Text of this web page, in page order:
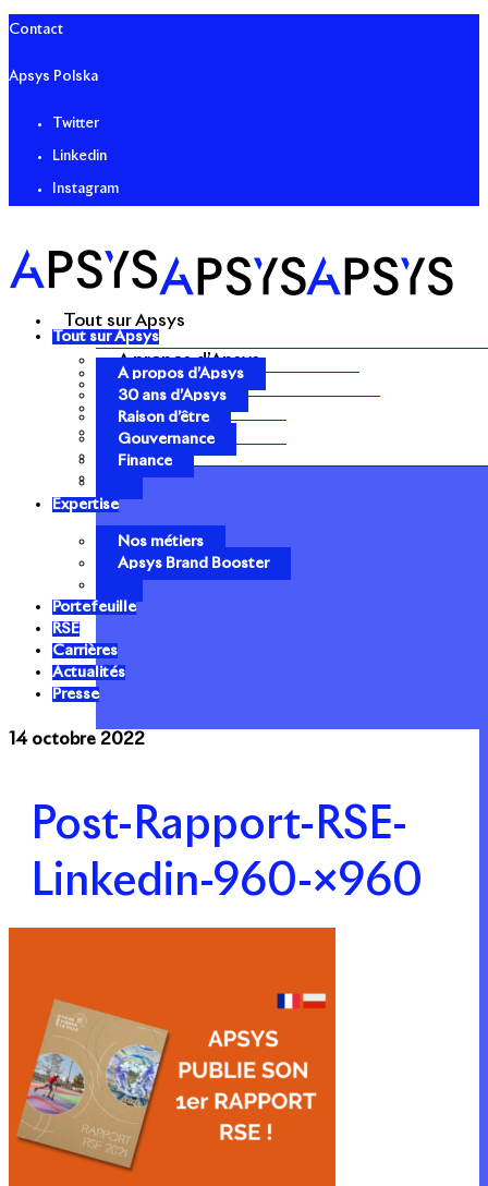
Contact
Apsys Polska
Twitter
Linkedin
Instagram
Tout sur Apsys
A propos d’Apsys
30 ans d’Apsys
Raison d’être
Gouvernance
Finance
Tout sur Apsys
A propos d’Apsys
30 ans d’Apsys
Raison d’être
Gouvernance
Finance
Expertise
Nos métiers
Apsys Brand Booster
Portefeuille
RSE
Carrières
Actualités
Presse
14 octobre 2022
Post-Rapport-RSE-
Linkedin-960-×960